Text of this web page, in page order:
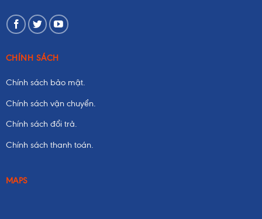
CHÍNH SÁCH
Chính sách bảo mật.
Chính sách vận chuyển.
Chính sách đổi trả.
Chính sách thanh toán.
MAPS